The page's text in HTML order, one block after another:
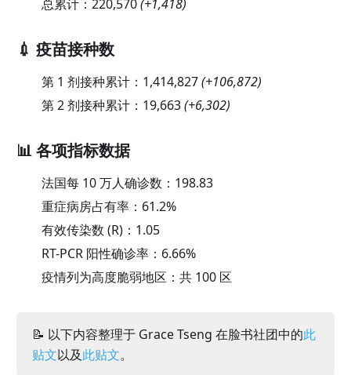
总累计： 220,570(+1,418)
💉 疫苗接种数
第 1 剂接种累计： 1,414,827(+106,872)
第 2 剂接种累计： 19,663(+6,302)
📊 各项指标数据
法国每 10 万人确诊数： 198.83
重症病房占有率： 61.2%
有效传染数 (R)： 1.05
RT-PCR 阳性确诊率： 6.66%
疫情列为高度脆弱地区：共 100 区
📝 以下内容整理于 Grace Tseng 在脸书社团中的此
贴文以及此贴文。